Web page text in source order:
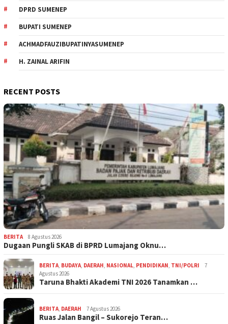
DPRD SUMENEP
BUPATI SUMENEP
ACHMADFAUZIBUPATINYASUMENEP
H. ZAINAL ARIFIN
RECENT POSTS
BERITA 8 Agustus 2026
Dugaan Pungli SKAB di BPRD Lumajang Oknu…
BERITA, BUDAYA, DAERAH, NASIONAL, PENDIDIKAN, TNI/POLRI
7
Agustus 2026
Taruna Bhakti Akademi TNI 2026 Tanamkan …
BERITA, DAERAH 7 Agustus 2026
Ruas Jalan Bangil – Sukorejo Teran…